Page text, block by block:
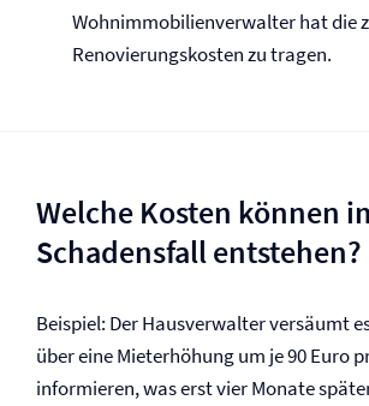
Wohnimmobilienverwalter hat die
Renovierungs­kosten zu tragen.
Welche Kosten können
Schadensfall entstehen?
Beispiel: Der Hausverwalter versäumt
über eine Mieterhöhung um je 90 Euro
informieren, was erst vier Monate